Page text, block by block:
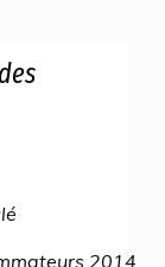
2014